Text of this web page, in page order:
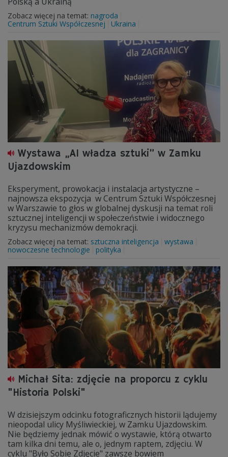
Zobacz więcej na temat: nagroda
Centrum Sztuki Współczesnej
Ukraina
Wystawa „AI władza sztuki” w Zamku
Ujazdowskim
Eksperyment, prowokacja i instalacja artystyczne –
najnowsza ekspozycja w Centrum Sztuki Współczesnej
w Warszawie to głos w globalnej dyskusji na temat roli
sztucznej inteligencji w społeczeństwie i widocznego
kryzysu mechanizmów demokracji.
Zobacz więcej na temat: sztuczna inteligencja
wystawa
nowoczesne technologie
polityka
Michał Sita: zdjęcie na proporcu z cyklu
"Historia Polski"
W dzisiejszym odcinku fotograficznych historii lądujemy
nieopodal ulicy Myśliwieckiej, w Zamku Ujazdowskim.
Nie będziemy jednak mówić o wystawie, którą otwarto
tam kilka dni temu, ale o, jednym raptem, zdjęciu. W
cyklu "Było Sobie Zdjęcie" zawsze bowiem